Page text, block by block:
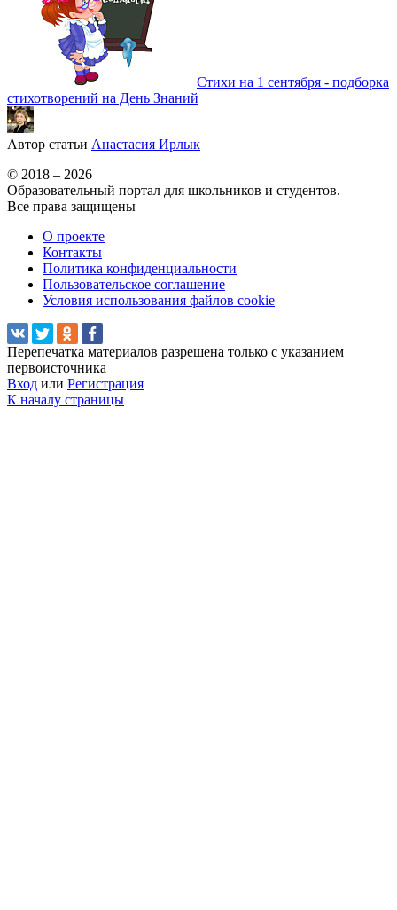
Стихи на 1 сентября - подборка
стихотворений на День Знаний
Автор статьи Анастасия Ирлык
© 2018 – 2026
Образовательный портал для школьников и студентов.
Все права защищены
О проекте
Контакты
Политика конфиденциальности
Пользовательское соглашение
Условия использования файлов cookie
Перепечатка материалов разрешена только с указанием
первоисточника
Вход или Регистрация
К началу страницы